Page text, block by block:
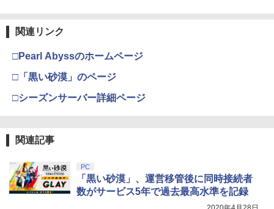
関連リンク
□Pearl Abyssのホームページ
□「黒い砂漠」のページ
□シーズンサーバー詳細ページ
関連記事
PC
「黒い砂漠」、運営移管後に同時接続者
数がサービス5年で過去最高水準を記録